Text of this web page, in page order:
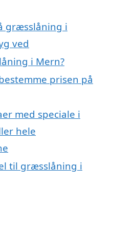
græsslåning i
ved
i Mern?
prisen på
med speciale i
hele
til græsslåning i